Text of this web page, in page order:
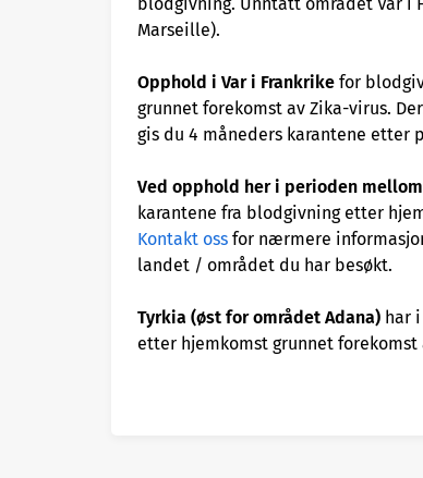
Marseille).
Opphold i Var i Frankrike for
grunnet forekomst av Zika-virus.
gis du 4 måneders karantene etter
Ved opphold her i perioden
karantene fra blodgivning etter
Kontakt oss for nærmere
landet / området du har besøkt.
Tyrkia (øst for området Adana) har
etter hjemkomst grunnet forekomst